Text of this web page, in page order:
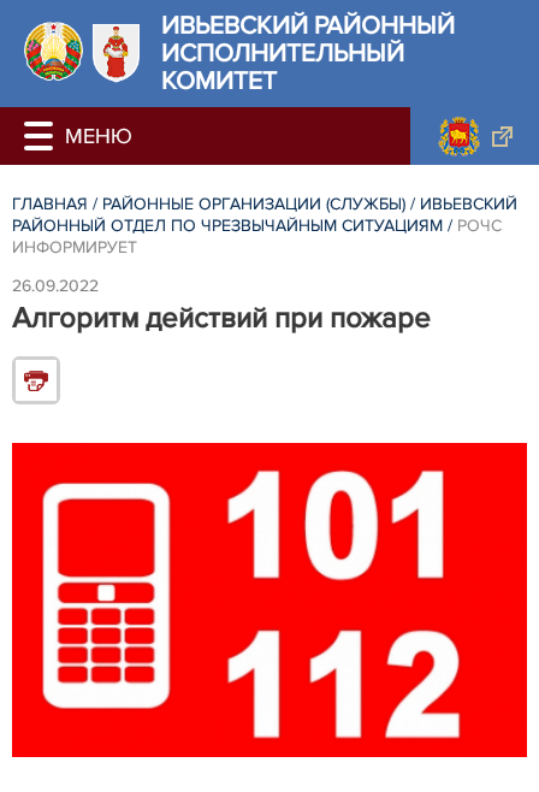
ИВЬЕВСКИЙ РАЙОННЫЙ
ИСПОЛНИТЕЛЬНЫЙ
КОМИТЕТ
ГЛАВНАЯ / РАЙОННЫЕ ОРГАНИЗАЦИИ (СЛУЖБЫ) / ИВЬЕВСКИЙ
РАЙОННЫЙ ОТДЕЛ ПО ЧРЕЗВЫЧАЙНЫМ СИТУАЦИЯМ / РОЧС
ИНФОРМИРУЕТ
26.09.2022
Алгоритм действий при пожаре